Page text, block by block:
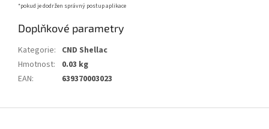
*pokud je dodržen správný postup aplikace
Doplňkové parametry
Kategorie: CND Shellac
Hmotnost:
0.03 kg
EAN: 639370003023